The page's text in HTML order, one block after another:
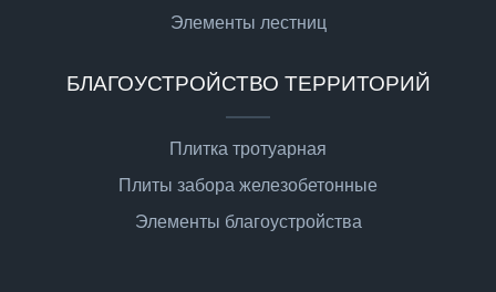
Элементы лестниц
БЛАГОУСТРОЙСТВО ТЕРРИТОРИЙ
Плитка тротуарная
Плиты забора железобетонные
Элементы благоустройства